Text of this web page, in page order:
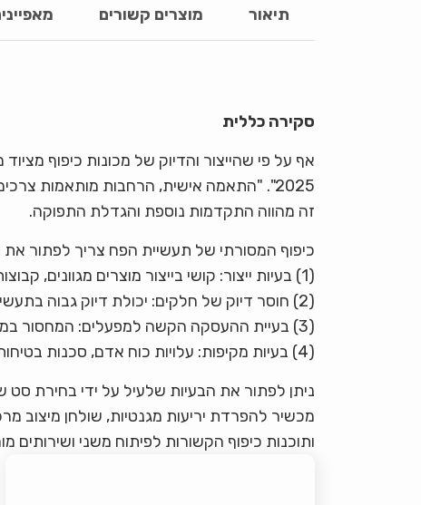
תיאור מוצרים קשורים
סקירה כללית
2025". "התאמה אישית, הרחבות מותאמות
זה מהווה התקדמות נוספת והגדלת התפוקה.
כיפוף המסורתי של תעשיית הפח צריך לפתור את
(1) בעיות ייצור: קושי בייצור מוצרים מגוונים, קבוצות קטנות ומיתוג מהיר.
(2) חוסר דיוק של חלקים: יכולת דיוק גבוה בתעשיית הפח, שמירה על איכות יציבה;
(3) בעיית ההעסקה הקשה למפעלים: המחסור במפעילי כיפוף מתכת ועוצמת העבודה הגבוהה של העובדים;
(4) בעיות מקיפות: עלויות כוח אדם, סכנות בטיחות, פריסת תהליכים, ניהול ותפעול.
מכשיר להפרדת יריעות מגנטיות, שולחן מיצוב
ותוכנות כיפוף הקשורות לפיתוח משני ושירותים